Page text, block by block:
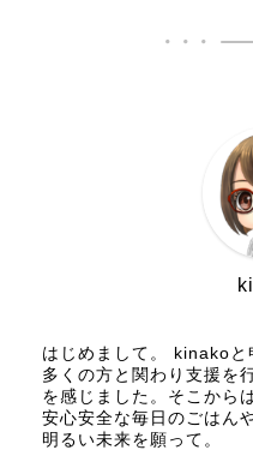
はじめまして。 kinakoと
多くの方と関わり支援を
を感じました。そこから
安心安全な毎日のごはん
明るい未来を願って。